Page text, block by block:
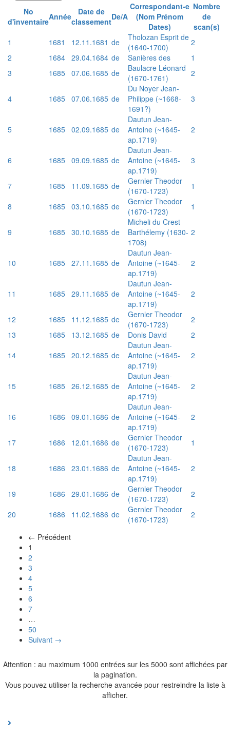
No
d'inventaireAnnée
Date de
classementDe/A
Correspondant-e
(Nom Prénom
Dates)
Nombre
de
scan(s)
1
1681 12.11.1681 de
Tholozan Esprit de
(1640-1700)
2
2
1684 29.04.1684 de Sanières des
1
3
1685 07.06.1685 de
Baulacre Léonard
(1670-1761)
2
4 1685 07.06.1685 de
Du Noyer Jean-
Philippe (~1668-
1691?)
3
5 1685 02.09.1685 de
Dautun Jean-
Antoine (~1645-
ap.1719)
2
6 1685 09.09.1685 de
Dautun Jean-
Antoine (~1645-
ap.1719)
3
7 1685 11.09.1685 de
Gernler Theodor
(1670-1723)
1
8
1685 03.10.1685 de
Gernler Theodor
(1670-1723)
1
9 1685 30.10.1685 de
Micheli du Crest
Barthélemy (1630-
1708)
2
10 1685 27.11.1685 de
Dautun Jean-
Antoine (~1645-
ap.1719)
2
11 1685 29.11.1685 de
Dautun Jean-
Antoine (~1645-
ap.1719)
2
12 1685 11.12.1685 de
Gernler Theodor
(1670-1723)
2
13
1685 13.12.1685 de Donis David
2
14
1685 20.12.1685 de
Dautun Jean-
Antoine (~1645-
ap.1719)
2
15 1685 26.12.1685 de
Dautun Jean-
Antoine (~1645-
ap.1719)
2
16 1686 09.01.1686 de
Dautun Jean-
Antoine (~1645-
ap.1719)
2
17 1686 12.01.1686 de
Gernler Theodor
(1670-1723)
1
18 1686 23.01.1686 de
Dautun Jean-
Antoine (~1645-
ap.1719)
2
19 1686 29.01.1686 de
Gernler Theodor
(1670-1723)
2
20
1686 11.02.1686 de
Gernler Theodor
(1670-1723)
2
← Précédent
1
2
3
4
5
6
7
…
50
Suivant →
Attention : au maximum 1000 entrées sur les 5000 sont affichées par
la pagination.
Vous pouvez utiliser la recherche avancée pour restreindre la liste à
afficher.